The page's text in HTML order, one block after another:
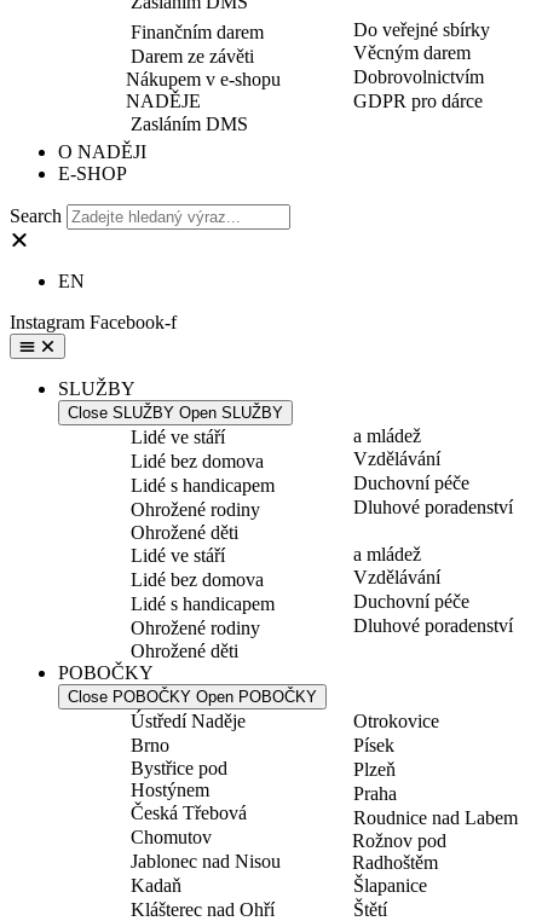
Finančním darem
Darem ze závěti
Nákupem v e-shopu
NADĚJE
Zasláním DMS
Do veřejné sbírky
Věcným darem
Dobrovolnictvím
GDPR pro dárce
O NADĚJI
E-SHOP
Search
EN
Instagram Facebook-f
SLUŽBY
Close SLUŽBY Open SLUŽBY
Lidé ve stáří
Lidé bez domova
Lidé s handicapem
Ohrožené rodiny
Ohrožené děti
a mládež
Vzdělávání
Duchovní péče
Dluhové poradenství
Lidé ve stáří
Lidé bez domova
Lidé s handicapem
Ohrožené rodiny
Ohrožené děti
a mládež
Vzdělávání
Duchovní péče
Dluhové poradenství
POBOČKY
Close POBOČKY Open POBOČKY
Ústředí Naděje
Brno
Bystřice pod
Hostýnem
Česká Třebová
Chomutov
Jablonec nad Nisou
Kadaň
Klášterec nad Ohří
Otrokovice
Písek
Plzeň
Praha
Roudnice nad Labem
Rožnov pod
Radhoštěm
Šlapanice
Štětí